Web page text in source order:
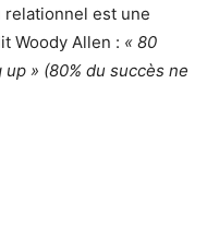
relationnel est une
Woody Allen : « 80
» (80% du succès ne